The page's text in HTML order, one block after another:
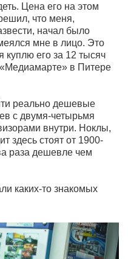
Цена его на этом
что меня,
начал было
мне в лицо. Это
куплю его за 12 тысяч
в Питере
реально дешевые
с двумя-четырьмя
внутри. Ноклы,
здесь стоят от 1900-
раза дешевле чем
каких-то знакомых